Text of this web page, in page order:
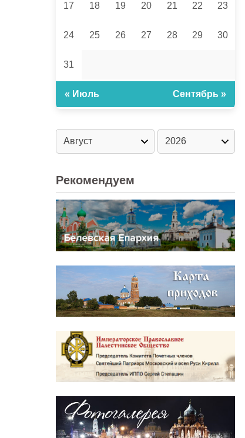
17 18 19 20 21 22 23
24 25 26 27 28 29 30
31
« Июль Сентябрь »
Рекомендуем